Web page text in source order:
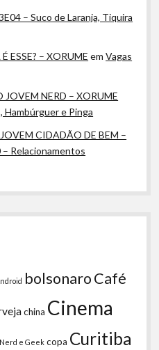
– Suco de Laranja, Tiquira
ESSE? – XORUME emVagas
NERD – XORUME
Hambúrguer e Pinga
CIDADÃO DE BEM –
– Relacionamentos
bolsonaroCafé
china Cinema
e Geek copa Curitiba